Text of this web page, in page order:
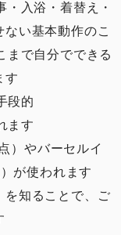
入浴・着替え・
ない基本動作のこ
まで自分でできる
す
段的
ます
）やバーセルイ
が使われます
を知ることで、ご